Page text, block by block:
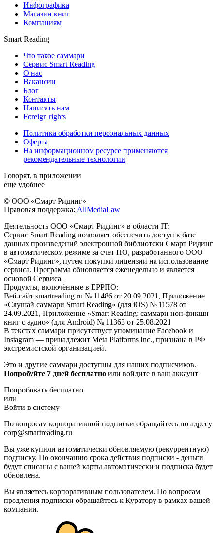
Инфографика
Магазин книг
Компаниям
Smart Reading
Что такое саммари
Сервис Smart Reading
О нас
Вакансии
Блог
Контакты
Написать нам
Foreign rights
Политика обработки персональных данных
Оферта
На информационном ресурсе применяются
рекомендательные технологии
Говорят, в приложении
еще удобнее
© ООО «Смарт Ридинг»
Правовая поддержка: AllMediaLaw
Деятельность ООО «Смарт Ридинг» в области IT:
Сервис Smart Reading позволяет обеспечить доступ к базе
данных произведений электронной библиотеки Смарт Ридинг
в автоматическом режиме за счет ПО, разработанного ООО
«Смарт Ридинг», путем покупки лицензии на использование
сервиса. Программа обновляется еженедельно и является
основой Сервиса.
Продукты, включённые в ЕРРПО:
Веб-сайт smartreading.ru № 11486 от 20.09.2021, Приложение
«Слушай саммари Smart Reading» (для iOS) № 11578 от
24.09.2021, Приложение «Smart Reading: саммари нон-фикшн
книг с аудио» (для Android) № 11363 от 25.08.2021
В текстах саммари присутствует упоминание Facebook и
Instagram — принадлежит Meta Platforms Inc., признана в РФ
экстремистской организацией.
Это и другие саммари доступны для наших подписчиков.
Попробуйте 7 дней бесплатно или войдите в ваш аккаунт
Попробовать бесплатно
или
Войти в систему
По вопросам корпоративной подписки обращайтесь по адресу
corp@smartreading.ru
Вы уже купили автоматически обновляемую (рекуррентную)
подписку. По окончанию срока действия подписки - деньги
будут списаны с вашей карты автоматически и подписка будет
обновлена.
Вы являетесь корпоративным пользователем. По вопросам
продления подписки обращайтесь к Куратору в рамках вашей
компании.